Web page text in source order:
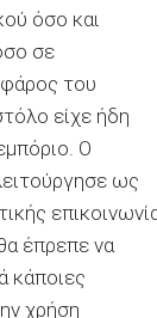
όσο και
σε
του
είχε ήδη
Ο
ως
έπρεπε να
κάποιες
χρήση